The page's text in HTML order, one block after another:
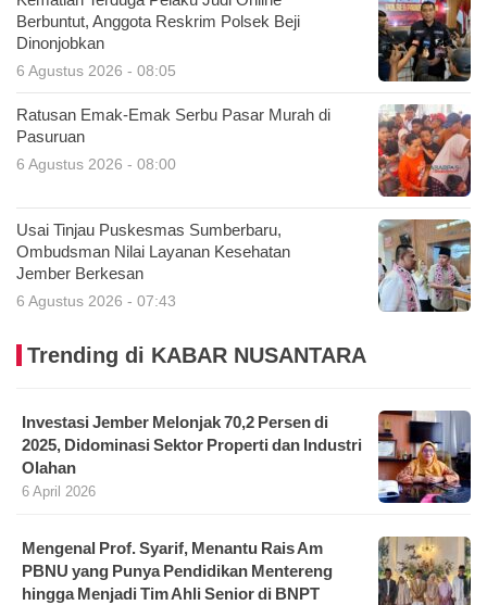
Berbuntut, Anggota Reskrim Polsek Beji
Dinonjobkan
6 Agustus 2026 - 08:05
Ratusan Emak-Emak Serbu Pasar Murah di
Pasuruan
6 Agustus 2026 - 08:00
Usai Tinjau Puskesmas Sumberbaru,
Ombudsman Nilai Layanan Kesehatan
Jember Berkesan
6 Agustus 2026 - 07:43
Trending di KABAR NUSANTARA
Investasi Jember Melonjak 70,2 Persen di
2025, Didominasi Sektor Properti dan Industri
Olahan
6 April 2026
Mengenal Prof. Syarif, Menantu Rais Am
PBNU yang Punya Pendidikan Mentereng
hingga Menjadi Tim Ahli Senior di BNPT